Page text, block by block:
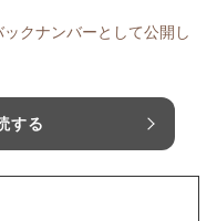
クナンバーとして公開し
する